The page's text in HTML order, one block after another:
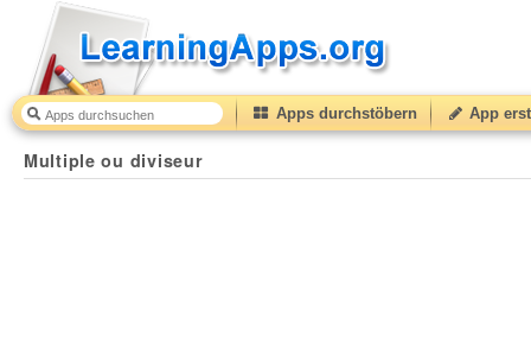
Apps durchstöbern App
Multiple ou diviseur